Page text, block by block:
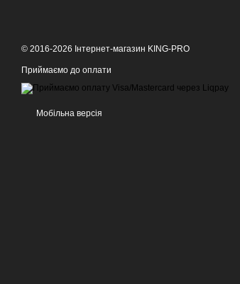
© 2016-2026 Інтернет-магазин KING-PRO
Приймаємо до оплати
Мобільна версія